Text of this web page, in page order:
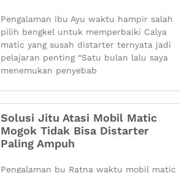
Pengalaman ibu Ayu waktu hampir salah
pilih bengkel untuk memperbaiki Calya
matic yang susah distarter ternyata jadi
pelajaran penting “Satu bulan lalu saya
menemukan penyebab
Solusi Jitu Atasi Mobil Matic
Mogok Tidak Bisa Distarter
Paling Ampuh
Pengalaman bu Ratna waktu mobil matic